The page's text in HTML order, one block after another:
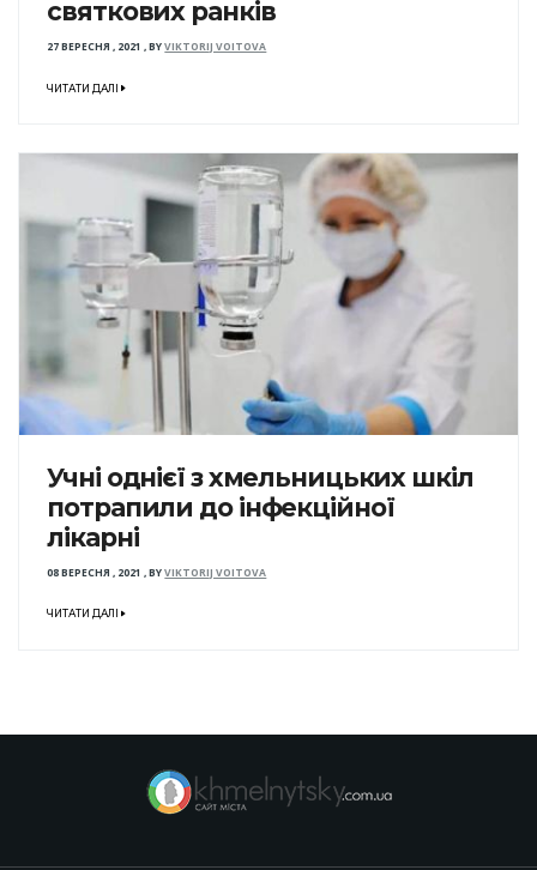
святкових ранків
27 ВЕРЕСНЯ , 2021 ,BYVIKTORIJ VOITOVA
ЧИТАТИ ДАЛІ
Учні однієї з хмельницьких шкіл
потрапили до інфекційної
лікарні
08 ВЕРЕСНЯ , 2021 ,BYVIKTORIJ VOITOVA
ЧИТАТИ ДАЛІ